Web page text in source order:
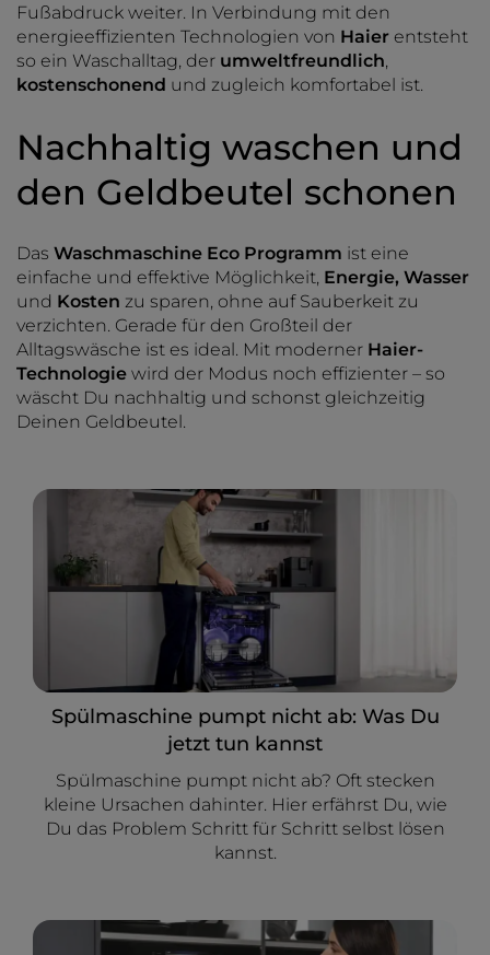
Fußabdruck weiter. In Verbindung mit den
energieeffizienten Technologien von Haier entsteht
so ein Waschalltag, der umweltfreundlich,
kostenschonend und zugleich komfortabel ist.
Nachhaltig waschen und
den Geldbeutel schonen
Das Waschmaschine Eco Programm ist eine
einfache und effektive Möglichkeit, Energie, Wasser
und Kosten zu sparen, ohne auf Sauberkeit zu
verzichten. Gerade für den Großteil der
Alltagswäsche ist es ideal. Mit moderner Haier-
Technologie wird der Modus noch effizienter – so
wäscht Du nachhaltig und schonst gleichzeitig
Deinen Geldbeutel.
Spülmaschine pumpt nicht ab: Was Du
jetzt tun kannst
Spülmaschine pumpt nicht ab? Oft stecken
kleine Ursachen dahinter. Hier erfährst Du, wie
Du das Problem Schritt für Schritt selbst lösen
kannst.